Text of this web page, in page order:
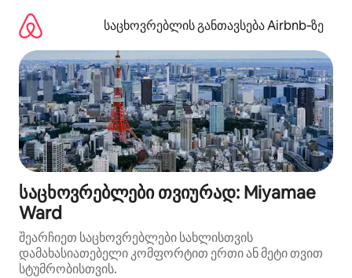
გადასვლა
საცხოვრებლის განთავსება Airbnb‑ზე
საცხოვრებლები თვიურად: Miyamae
Ward
შეარჩიეთ საცხოვრებლები სახლისთვის
დამახასიათებელი კომფორტით ერთი ან მეტი თვით
სტუმრობისთვის.